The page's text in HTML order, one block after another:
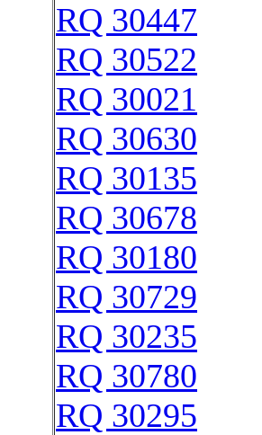
RQ 30447
RQ 30522
RQ 30021
RQ 30630
RQ 30135
RQ 30678
RQ 30180
RQ 30729
RQ 30235
RQ 30780
RQ 30295